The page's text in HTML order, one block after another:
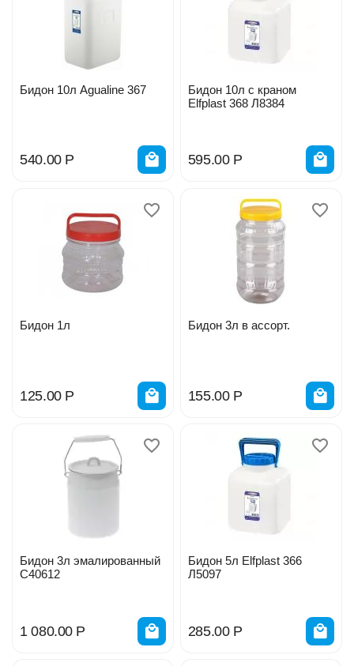
Бидон 10л Agualine 367
540.00 Р
Бидон 10л с краном
Elfplast 368 Л8384
595.00 Р
Бидон 1л
125.00 Р
Бидон 3л в ассорт.
155.00 Р
Бидон 3л эмалированный
С40612
1 080.00 Р
Бидон 5л Elfplast 366
Л5097
285.00 Р